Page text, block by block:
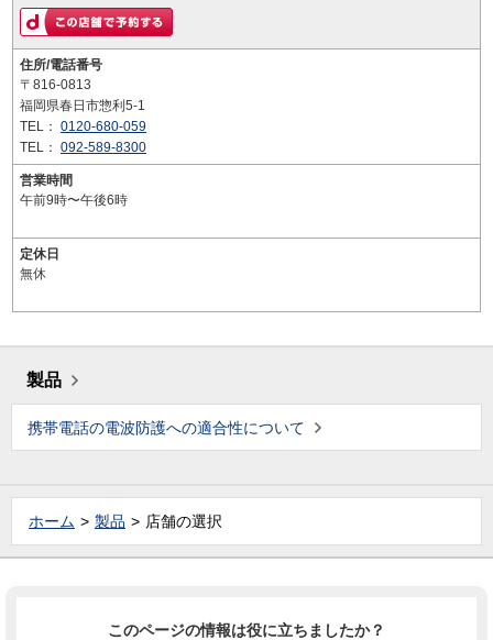
住所/電話番号
〒816-0813
福岡県春日市惣利5-1
TEL： 0120-680-059
TEL： 092-589-8300
営業時間
午前9時〜午後6時
定休日
無休
製品
携帯電話の電波防護への適合性について
ホーム 製品 店舗の選択
このページの情報は役に立ちましたか？